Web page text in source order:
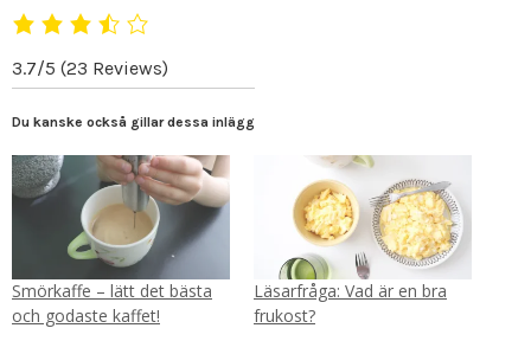
3.7/5 (23 Reviews)
Du kanske också gillar dessa inlägg
Smörkaffe – lätt det bästa
och godaste kaffet!
Läsarfråga: Vad är en bra
frukost?